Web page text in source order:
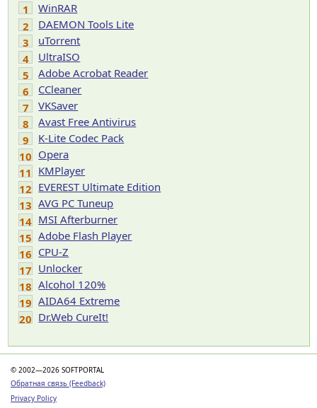
1
WinRAR
2
DAEMON Tools Lite
3
uTorrent
4
UltraISO
5
Adobe Acrobat Reader
6
CCleaner
7
VKSaver
8
Avast Free Antivirus
9
K-Lite Codec Pack
10 Opera
11 KMPlayer
12 EVEREST Ultimate Edition
13 AVG PC Tuneup
14 MSI Afterburner
15 Adobe Flash Player
16 CPU-Z
17 Unlocker
18 Alcohol 120%
19 AIDA64 Extreme
20 Dr.Web CureIt!
© 2002—2026 SOFTPORTAL
Обратная связь (Feedback)
Privacy Policy